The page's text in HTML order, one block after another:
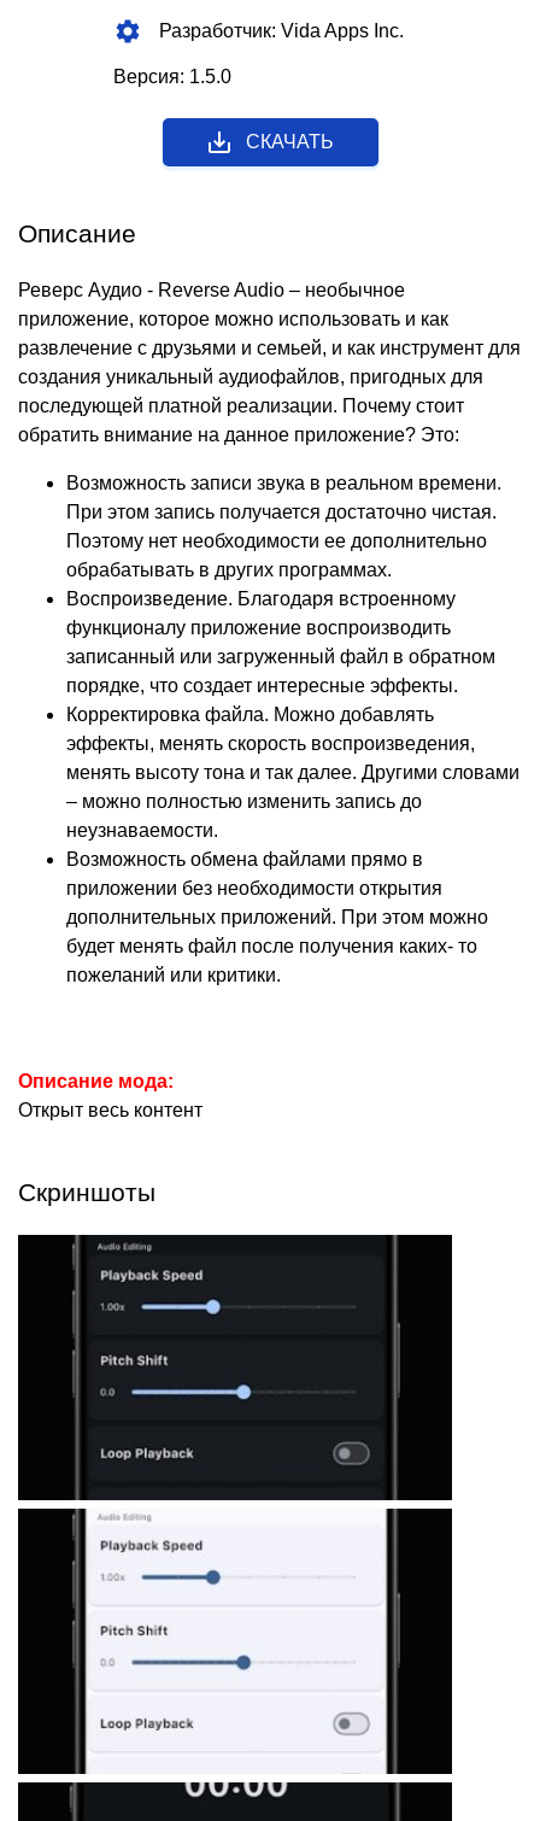
Разработчик: Vida Apps Inc.
Версия: 1.5.0
СКАЧАТЬ
Описание
Реверс Аудио - Reverse Audio – необычное
приложение, которое можно использовать и как
развлечение с друзьями и семьей, и как инструмент для
создания уникальный аудиофайлов, пригодных для
последующей платной реализации. Почему стоит
обратить внимание на данное приложение? Это:
Возможность записи звука в реальном времени.
При этом запись получается достаточно чистая.
Поэтому нет необходимости ее дополнительно
обрабатывать в других программах.
Воспроизведение. Благодаря встроенному
функционалу приложение воспроизводить
записанный или загруженный файл в обратном
порядке, что создает интересные эффекты.
Корректировка файла. Можно добавлять
эффекты, менять скорость воспроизведения,
менять высоту тона и так далее. Другими словами
– можно полностью изменить запись до
неузнаваемости.
Возможность обмена файлами прямо в
приложении без необходимости открытия
дополнительных приложений. При этом можно
будет менять файл после получения каких- то
пожеланий или критики.
Описание мода:
Открыт весь контент
Скриншоты